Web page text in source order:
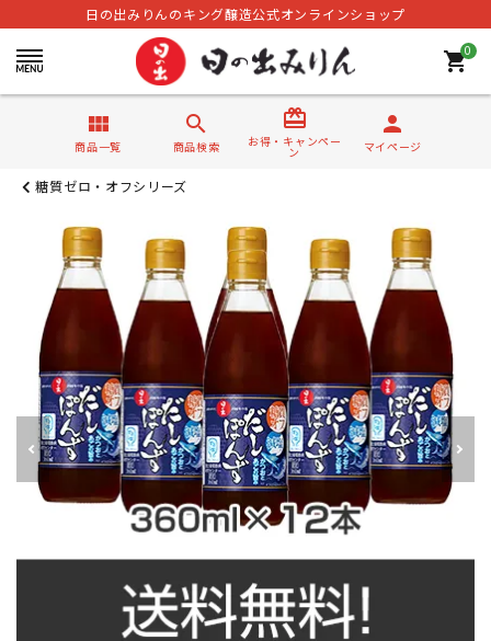
日の出みりんのキング醸造公式オンラインショップ
0
shopping_cart
view_module
商品一覧
search
商品検索
card_giftcard
お得・キャンペー
ン
person
マイページ
糖質ゼロ・オフシリーズ